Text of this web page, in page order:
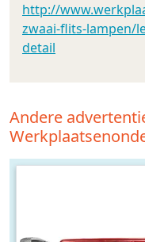
http://
zwaai-flits-lampen/
detail
Andere